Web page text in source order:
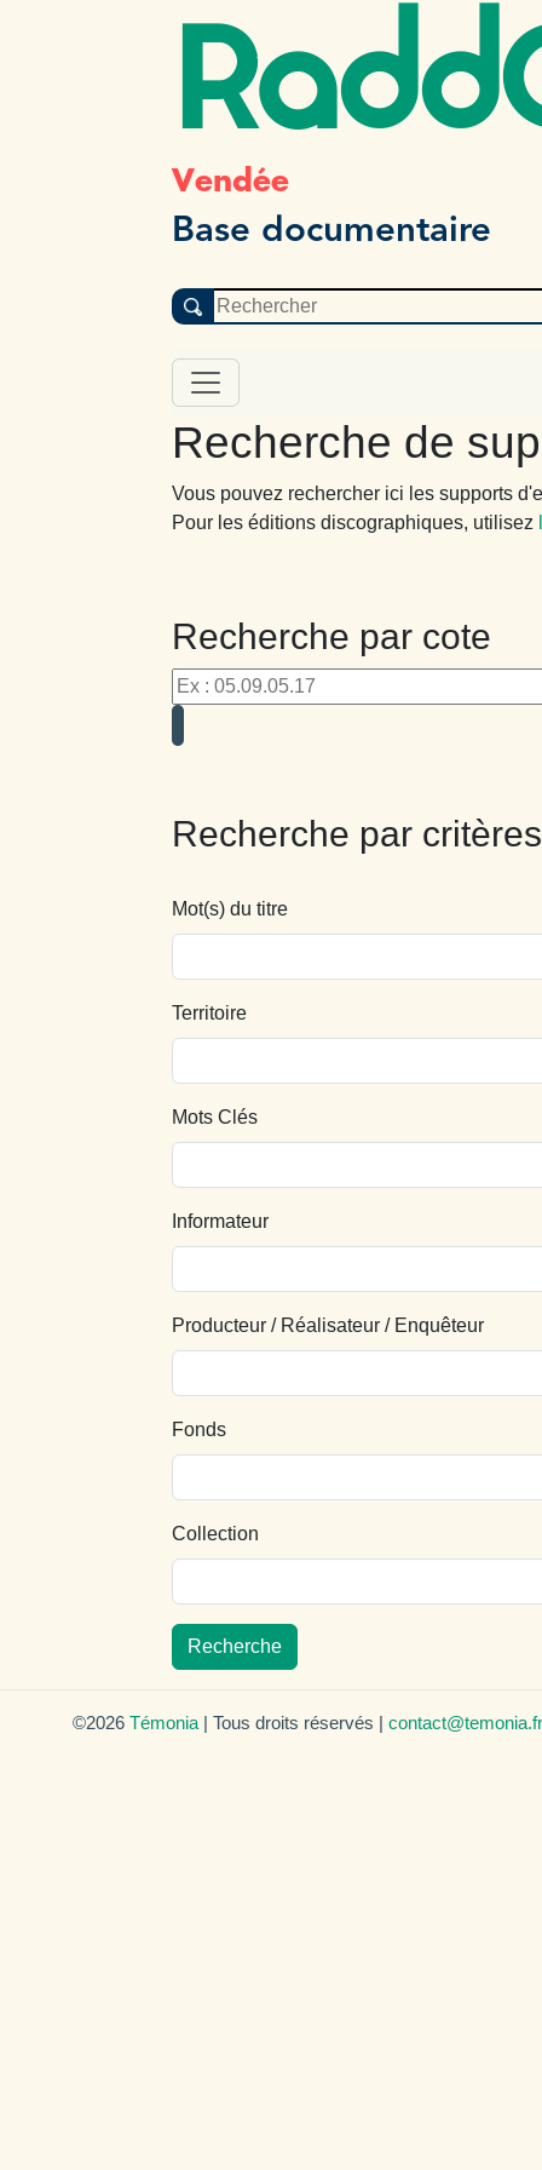
Vendée
Base documentaire
Recherche de
Vous pouvez rechercher ici les supports
Pour les éditions discographiques, utilisez
Recherche par cote
Recherche par critères
Mot(s) du titre
Territoire
Mots Clés
Informateur
Producteur / Réalisateur / Enquêteur
Fonds
Collection
Recherche
©2026 Témonia | Tous droits réservés | contact@temonia.fr